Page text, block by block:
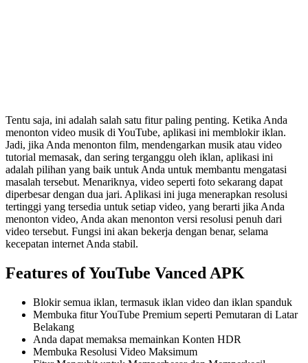
Tentu saja, ini adalah salah satu fitur paling penting. Ketika Anda
menonton video musik di YouTube, aplikasi ini memblokir iklan.
Jadi, jika Anda menonton film, mendengarkan musik atau video
tutorial memasak, dan sering terganggu oleh iklan, aplikasi ini
adalah pilihan yang baik untuk Anda untuk membantu mengatasi
masalah tersebut. Menariknya, video seperti foto sekarang dapat
diperbesar dengan dua jari. Aplikasi ini juga menerapkan resolusi
tertinggi yang tersedia untuk setiap video, yang berarti jika Anda
menonton video, Anda akan menonton versi resolusi penuh dari
video tersebut. Fungsi ini akan bekerja dengan benar, selama
kecepatan internet Anda stabil.
Features of YouTube Vanced APK
Blokir semua iklan, termasuk iklan video dan iklan spanduk
Membuka fitur YouTube Premium seperti Pemutaran di Latar
Belakang
Anda dapat memaksa memainkan Konten HDR
Membuka Resolusi Video Maksimum